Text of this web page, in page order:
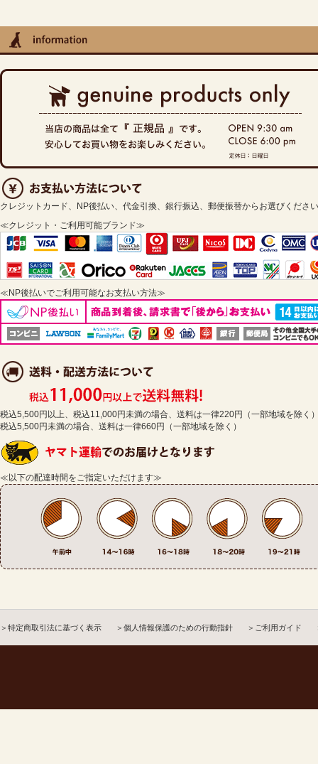
クレジットカード、NP後払い、代金引換、銀行振込、郵便振替からお選びくださ
≪クレジット・ご利用可能ブランド≫
≪NP後払いでご利用可能なお支払い方法≫
税込5,500円以上、税込11,000円未満の場合、送料は一律220円（一部地域を除く
税込5,500円未満の場合、送料は一律660円（一部地域を除く）
≪以下の配達時間をご指定いただけます≫
＞特定商取引法に基づく表示 ＞個人情報保護のための行動指針 ＞ご利用ガイド